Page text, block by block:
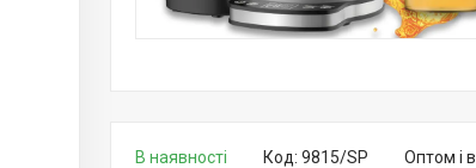
В наявності Оптом і
Код: 9815/SP